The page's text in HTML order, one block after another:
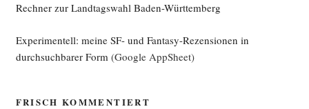
Rechner zur Landtagswahl Baden-Württemberg
Experimentell: meine SF- und Fantasy-Rezensionen in
durchsuchbarer Form (Google AppSheet)
FRISCH KOMMENTIERT